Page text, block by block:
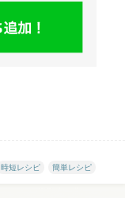
時短レシピ 簡単レシピ